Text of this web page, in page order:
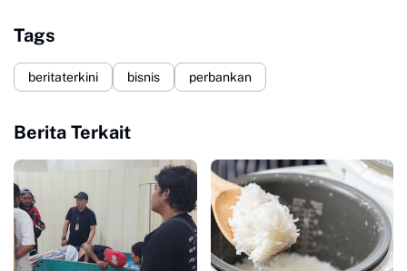
Tags
beritaterkini bisnis perbankan
Berita Terkait